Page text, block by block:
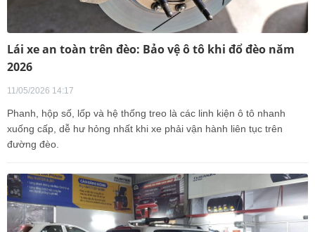
Lái xe an toàn trên đèo: Bảo vệ ô tô khi đổ đèo năm
2026
11/05/2026 14:17
Phanh, hộp số, lốp và hệ thống treo là các linh kiện ô tô nhanh
xuống cấp, dễ hư hỏng nhất khi xe phải vận hành liên tục trên
đường đèo.